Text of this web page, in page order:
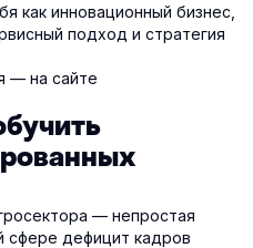
как инновационный бизнес,
подход и стратегия
— на сайте
— непростая
сфере дефицит кадров